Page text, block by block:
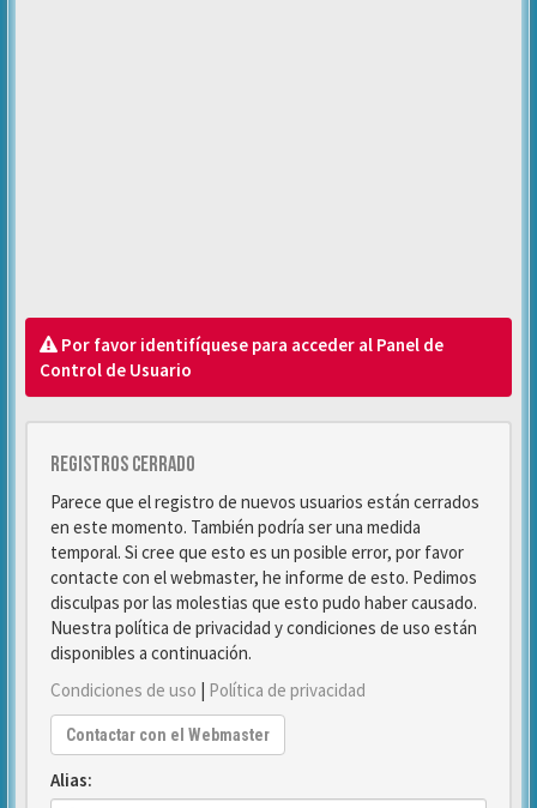
Por favor identifíquese para acceder al Panel de
Control de Usuario
Registros cerrado
Parece que el registro de nuevos usuarios están cerrados
en este momento. También podría ser una medida
temporal. Si cree que esto es un posible error, por favor
contacte con el webmaster, he informe de esto. Pedimos
disculpas por las molestias que esto pudo haber causado.
Nuestra política de privacidad y condiciones de uso están
disponibles a continuación.
Condiciones de uso | Política de privacidad
Contactar con el Webmaster
Alias: